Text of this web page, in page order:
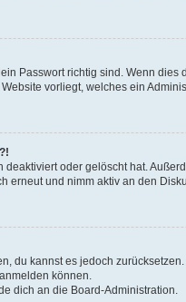
Passwort richtig sind. Wenn
vorliegt, welches ein
oder gelöscht hat.
erneut und nimm aktiv an den
du kannst es jedoch
können.
dich an die Board-Administration.